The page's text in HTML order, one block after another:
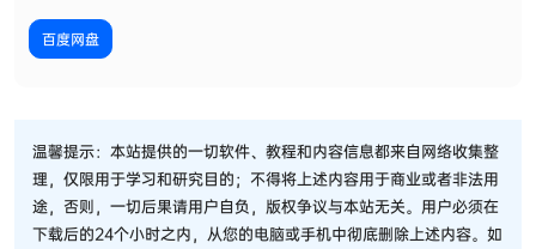
百度网盘
温馨提示：本站提供的一切软件、教程和内容信息都来自网络收集整
理，仅限用于学习和研究目的；不得将上述内容用于商业或者非法用
途，否则，一切后果请用户自负，版权争议与本站无关。用户必须在
下载后的24个小时之内，从您的电脑或手机中彻底删除上述内容。如